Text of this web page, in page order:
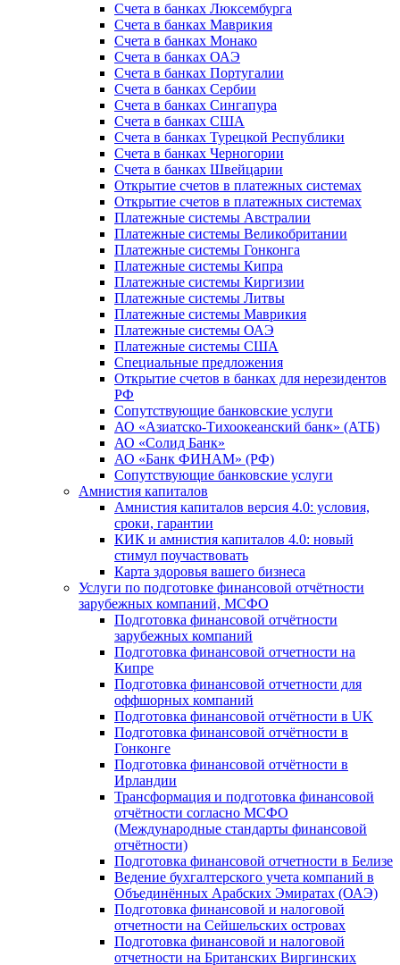
Счета в банках Люксембурга
Счета в банках Маврикия
Счета в банках Монако
Счета в банках ОАЭ
Счета в банках Португалии
Счета в банках Сербии
Счета в банках Сингапура
Счета в банках США
Счета в банках Турецкой Республики
Счета в банках Черногории
Счета в банках Швейцарии
Открытие счетов в платежных системах
Открытие счетов в платежных системах
Платежные системы Австралии
Платежные системы Великобритании
Платежные системы Гонконга
Платежные системы Кипра
Платежные системы Киргизии
Платежные системы Литвы
Платежные системы Маврикия
Платежные системы ОАЭ
Платежные системы США
Специальные предложения
Открытие счетов в банках для нерезидентов
РФ
Сопутствующие банковские услуги
АО «Азиатско-Тихоокеанский банк» (АТБ)
АО «Солид Банк»
АО «Банк ФИНАМ» (РФ)
Сопутствующие банковские услуги
Амнистия капиталов
Амнистия капиталов версия 4.0: условия,
сроки, гарантии
КИК и амнистия капиталов 4.0: новый
стимул поучаствовать
Карта здоровья вашего бизнеса
Услуги по подготовке финансовой отчётности
зарубежных компаний, МСФО
Подготовка финансовой отчётности
зарубежных компаний
Подготовка финансовой отчетности на
Кипре
Подготовка финансовой отчетности для
оффшорных компаний
Подготовка финансовой отчётности в UK
Подготовка финансовой отчётности в
Гонконге
Подготовка финансовой отчётности в
Ирландии
Трансформация и подготовка финансовой
отчётности согласно МСФО
(Международные стандарты финансовой
отчётности)
Подготовка финансовой отчетности в Белизе
Ведение бухгалтерского учета компаний в
Объединённых Арабских Эмиратах (ОАЭ)
Подготовка финансовой и налоговой
отчетности на Сейшельских островах
Подготовка финансовой и налоговой
отчетности на Британских Виргинских